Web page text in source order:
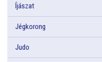
Íjászat
Jégkorong
Judo